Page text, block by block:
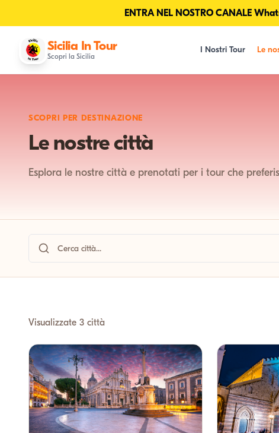
ENTRA NEL NOSTRO CANALE
Sicilia In Tour
Scopri la Sicilia
I Nostri Tour Le
SCOPRI PER DESTINAZIONE
Le nostre città
Esplora le nostre città e prenotati per i tour che
Visualizzate 3 città